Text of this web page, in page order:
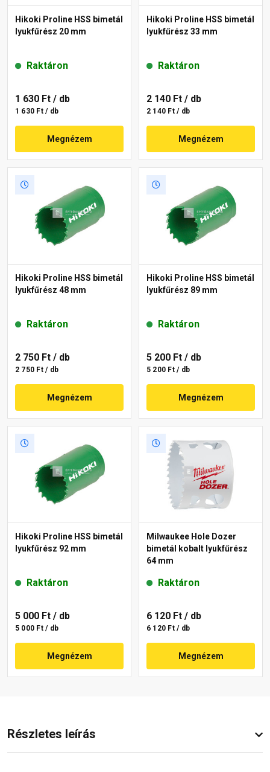
Hikoki Proline HSS bimetál
lyukfűrész 20 mm
Raktáron
1 630 Ft / db
1 630 Ft / db
Megnézem
Hikoki Proline HSS bimetál
lyukfűrész 33 mm
Raktáron
2 140 Ft / db
2 140 Ft / db
Megnézem
Hikoki Proline HSS bimetál
lyukfűrész 48 mm
Raktáron
2 750 Ft / db
2 750 Ft / db
Megnézem
Hikoki Proline HSS bimetál
lyukfűrész 89 mm
Raktáron
5 200 Ft / db
5 200 Ft / db
Megnézem
Hikoki Proline HSS bimetál
lyukfűrész 92 mm
Raktáron
5 000 Ft / db
5 000 Ft / db
Megnézem
Milwaukee Hole Dozer
bimetál kobalt lyukfűrész
64 mm
Raktáron
6 120 Ft / db
6 120 Ft / db
Megnézem
Részletes leírás